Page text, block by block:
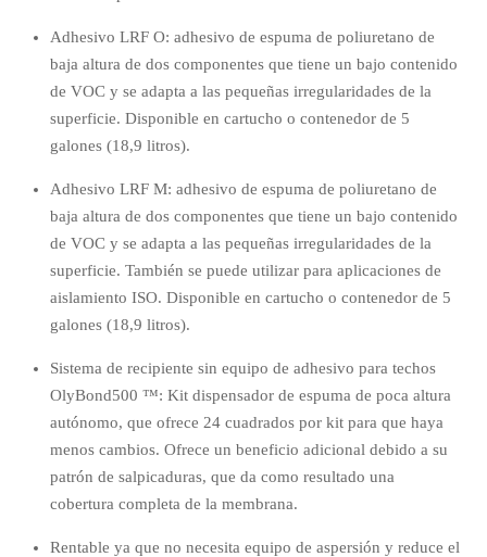
Adhesivo LRF O: adhesivo de espuma de poliuretano de
baja altura de dos componentes que tiene un bajo contenido
de VOC y se adapta a las pequeñas irregularidades de la
superficie. Disponible en cartucho o contenedor de 5
galones (18,9 litros).
Adhesivo LRF M: adhesivo de espuma de poliuretano de
baja altura de dos componentes que tiene un bajo contenido
de VOC y se adapta a las pequeñas irregularidades de la
superficie. También se puede utilizar para aplicaciones de
aislamiento ISO. Disponible en cartucho o contenedor de 5
galones (18,9 litros).
Sistema de recipiente sin equipo de adhesivo para techos
OlyBond500 ™: Kit dispensador de espuma de poca altura
autónomo, que ofrece 24 cuadrados por kit para que haya
menos cambios. Ofrece un beneficio adicional debido a su
patrón de salpicaduras, que da como resultado una
cobertura completa de la membrana.
Rentable ya que no necesita equipo de aspersión y reduce el